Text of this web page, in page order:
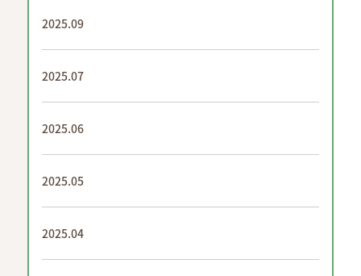
2025.09
2025.07
2025.06
2025.05
2025.04